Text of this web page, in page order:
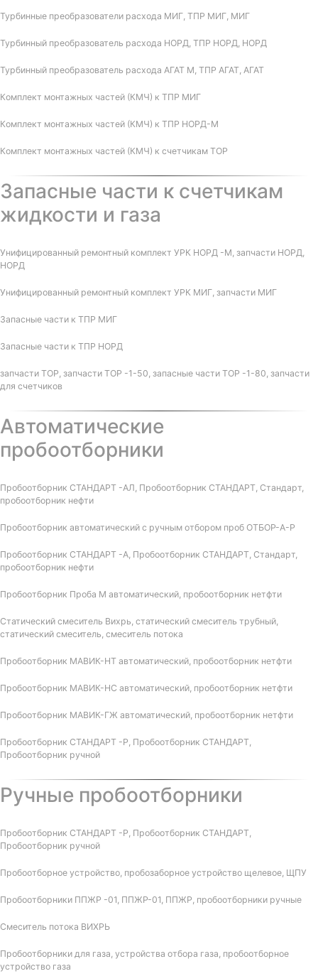
Турбинные преобразователи расхода МИГ, ТПР МИГ, МИГ
Турбинный преобразователь расхода НОРД, ТПР НОРД, НОРД
Турбинный преобразователь расхода АГАТ М, ТПР АГАТ, АГАТ
Комплект монтажных частей (КМЧ) к ТПР МИГ
Комплект монтажных частей (КМЧ) к ТПР НОРД-М
Комплект монтажных частей (КМЧ) к счетчикам ТОР
Запасные части к счетчикам
жидкости и газа
Унифицированный ремонтный комплект УРК НОРД -М, запчасти НОРД,
НОРД
Унифицированный ремонтный комплект УРК МИГ, запчасти МИГ
Запасные части к ТПР МИГ
Запасные части к ТПР НОРД
запчасти ТОР, запчасти ТОР -1-50, запасные части ТОР -1-80, запчасти
для счетчиков
Автоматические
пробоотборники
Пробоотборник СТАНДАРТ -АЛ, Пробоотборник СТАНДАРТ, Стандарт,
пробоотборник нефти
Пробоотборник автоматический с ручным отбором проб ОТБОР-А-Р
Пробоотборник СТАНДАРТ -А, Пробоотборник СТАНДАРТ, Стандарт,
пробоотборник нефти
Пробоотборник Проба М автоматический, пробоотборник нетфти
Статический смеситель Вихрь, статический смеситель трубный,
статический смеситель, смеситель потока
Пробоотборник МАВИК-НТ автоматический, пробоотборник нетфти
Пробоотборник МАВИК-НС автоматический, пробоотборник нетфти
Пробоотборник МАВИК-ГЖ автоматический, пробоотборник нетфти
Пробоотборник СТАНДАРТ -Р, Пробоотборник СТАНДАРТ,
Пробоотборник ручной
Ручные пробоотборники
Пробоотборник СТАНДАРТ -Р, Пробоотборник СТАНДАРТ,
Пробоотборник ручной
Пробоотборное устройство, пробозаборное устройство щелевое, ЩПУ
Пробоотборники ППЖР -01, ППЖР-01, ППЖР, пробоотборники ручные
Смеситель потока ВИХРЬ
Пробоотборники для газа, устройства отбора газа, пробоотборное
устройство газа